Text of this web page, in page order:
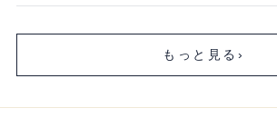
もっと見る ›